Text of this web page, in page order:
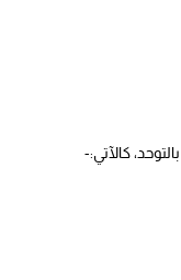
كالآتي:-